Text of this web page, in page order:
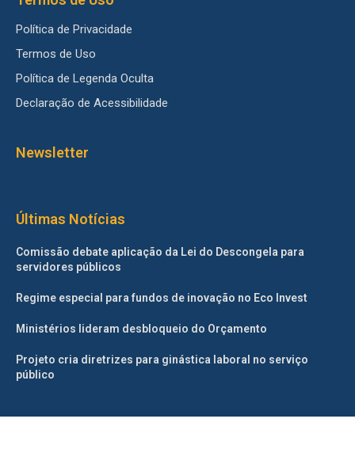
Política de Privacidade
Termos de Uso
Política de Legenda Oculta
Declaração de Acessibilidade
Newsletter
Últimas Notícias
Comissão debate aplicação da Lei do Descongela para
servidores públicos
Regime especial para fundos de inovação no Eco Invest
Ministérios lideram desbloqueio do Orçamento
Projeto cria diretrizes para ginástica laboral no serviço
público